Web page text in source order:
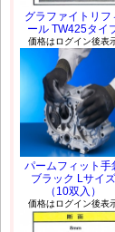
グラファイトリフ
ール TW425タイ
価格はログイン後表
パームフィット手
ブラック Lサイズ
（10双入）
価格はログイン後表